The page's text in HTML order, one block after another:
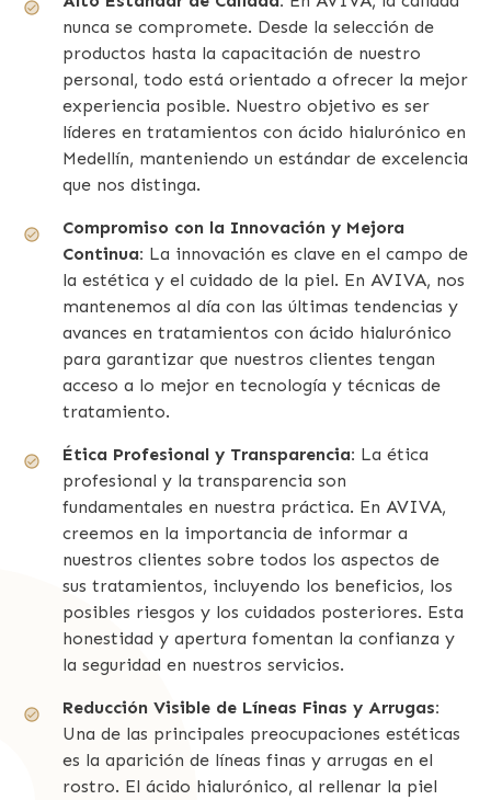
nunca se compromete. Desde la selección de
productos hasta la capacitación de nuestro
personal, todo está orientado a ofrecer la mejor
experiencia posible. Nuestro objetivo es ser
líderes en tratamientos con ácido hialurónico en
Medellín, manteniendo un estándar de excelencia
que nos distinga.
Compromiso con la Innovación y Mejora
Continua: La innovación es clave en el campo de
la estética y el cuidado de la piel. En AVIVA, nos
mantenemos al día con las últimas tendencias y
avances en tratamientos con ácido hialurónico
para garantizar que nuestros clientes tengan
acceso a lo mejor en tecnología y técnicas de
tratamiento.
Ética Profesional y Transparencia: La ética
profesional y la transparencia son
fundamentales en nuestra práctica. En AVIVA,
creemos en la importancia de informar a
nuestros clientes sobre todos los aspectos de
sus tratamientos, incluyendo los beneficios, los
posibles riesgos y los cuidados posteriores. Esta
honestidad y apertura fomentan la confianza y
la seguridad en nuestros servicios.
Reducción Visible de Líneas Finas y Arrugas:
Una de las principales preocupaciones estéticas
es la aparición de líneas finas y arrugas en el
rostro. El ácido hialurónico, al rellenar la piel